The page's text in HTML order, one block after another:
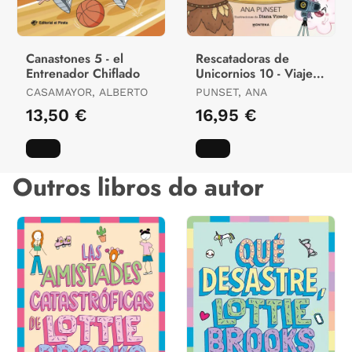
Canastones 5 - el
Entrenador Chiflado
CASAMAYOR, ALBERTO
13,50 €
Rescatadoras de
Unicornios 10 - Viaje
Al País de los
Gigantes
PUNSET, ANA
16,95 €
Outros libros do autor